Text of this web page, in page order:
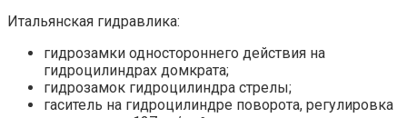
Итальянская гидравлика:
гидрозамки одностороннего действия на
гидроцилиндрах домкрата;
гидрозамок гидроцилиндра стрелы;
гаситель на гидроцилиндре поворота, регулировка